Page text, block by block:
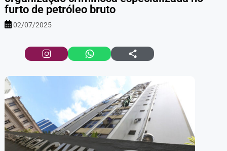
furto de petróleo bruto
02/07/2025